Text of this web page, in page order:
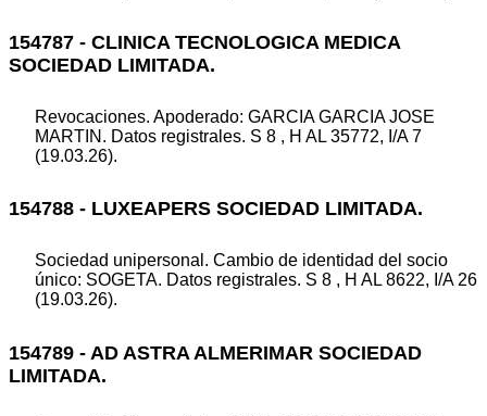
154787 - CLINICA TECNOLOGICA MEDICA
SOCIEDAD LIMITADA.
Revocaciones. Apoderado: GARCIA GARCIA JOSE
MARTIN. Datos registrales. S 8 , H AL 35772, I/A 7
(19.03.26).
154788 - LUXEAPERS SOCIEDAD LIMITADA.
Sociedad unipersonal. Cambio de identidad del socio
único: SOGETA. Datos registrales. S 8 , H AL 8622, I/A 26
(19.03.26).
154789 - AD ASTRA ALMERIMAR SOCIEDAD
LIMITADA.